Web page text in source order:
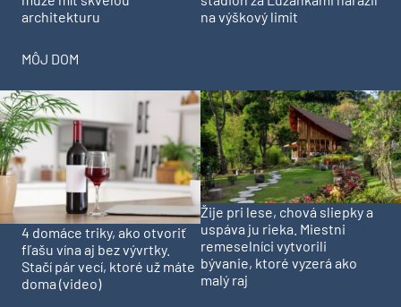
architekturu
na výškový limit
MÔJ DOM
4 domáce triky, ako otvoriť
fľašu vína aj bez vývrtky.
Stačí pár vecí, ktoré už máte
doma (video)
Žije pri lese, chová sliepky a
uspáva ju rieka. Miestni
remeselníci vytvorili
bývanie, ktoré vyzerá ako
malý raj